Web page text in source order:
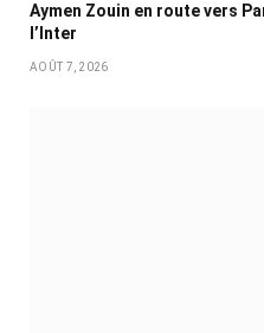
Aymen Zouin en route vers
l’Inter
AOÛT 7, 2026